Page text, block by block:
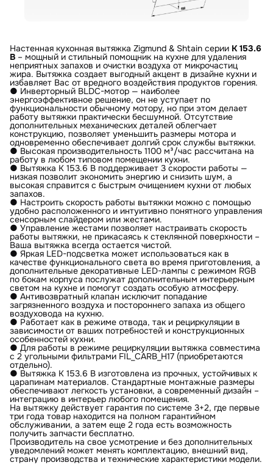
Настенная кухонная вытяжка Zigmund & Shtain серии K 153.6
B – мощный и стильный помощник на кухне для удаления
неприятных запахов и очистки воздуха от микрочастиц
жира. Вытяжка создает выгодный акцент в дизайне кухни и
избавляет Вас от вредного воздействия продуктов горения.
● Инверторный BLDC-мотор — наиболее
энергоэффективное решение, он не уступает по
функциональности обычному мотору, но при этом делает
работу вытяжки практически бесшумной. Отсутствие
дополнительных механических деталей облегчает
конструкцию, позволяет уменьшить размеры мотора и
одновременно обеспечивает долгий срок службы вытяжки.
● Высокая производительность 1100 м³/час рассчитана на
работу в любом типовом помещении кухни.
● Вытяжка К 153.6 В поддерживает 3 скорости работы —
низкая позволит экономить энергию и снизить шум, а
высокая справится с быстрым очищением кухни от любых
запахов.
● Настроить скорость работы вытяжки можно с помощью
удобно расположенного и интуитивно понятного управления
сенсорным слайдером или жестами.
● Управление жестами позволяет настраивать скорость
работы вытяжки, не прикасаясь к стеклянной поверхности –
Ваша вытяжка всегда остается чистой.
● Яркая LED-подсветка может использоваться как в
качестве функционального света во время приготовления, а
дополнительные декоративные LED-лампы с режимом RGB
по бокам корпуса послужат дополнительным интерьерным
светом на кухне и помогут создать особую атмосферу.
● Антивозвратный клапан исключит попадание
загрязненного воздуха и постороннего запаха из общего
воздуховода на кухню.
● Работает как в режиме отвода, так и рециркуляции в
зависимости от ваших потребностей и конструкционных
особенностей кухни.
● Для работы в режиме рециркуляции вытяжка совместима
с 2 угольными фильтрами FIL_CARB_H17 (приобретаются
отдельно).
● Вытяжка К 153.6 В изготовлена из прочных, устойчивых к
царапинам материалов. Стандартные монтажные размеры
обеспечивают легкость установки, а современный дизайн –
интеграцию в интерьер любого помещения.
На вытяжку действует гарантия по системе 3+2, где первые
три года товар находится на полном гарантийном
обслуживании, а затем еще 2 года есть возможность
получить запчасти бесплатно.
Производитель на свое усмотрение и без дополнительных
уведомлений может менять комплектацию, внешний вид,
страну производства и технические характеристики модели.